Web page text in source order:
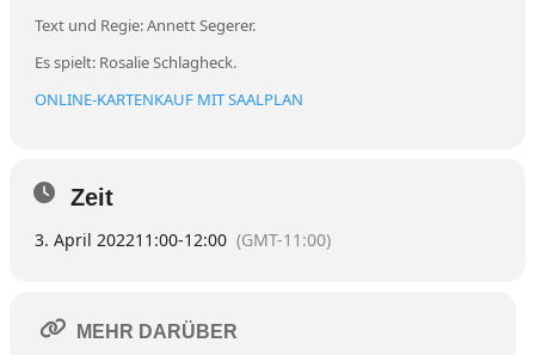
Text und Regie: Annett Segerer.
Es spielt: Rosalie Schlagheck.
ONLINE-KARTENKAUF MIT SAALPLAN
Zeit
3. April 202211:00-12:00 (GMT-11:00)
MEHR DARÜBER